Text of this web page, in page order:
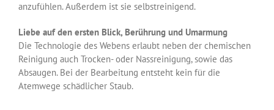
anzufühlen. Außerdem ist sie selbstreinigend.
Liebe auf den ersten Blick, Berührung und Umarmung
Die Technologie des Webens erlaubt neben der chemischen
Reinigung auch Trocken- oder Nassreinigung, sowie das
Absaugen. Bei der Bearbeitung entsteht kein für die
Atemwege schädlicher Staub.